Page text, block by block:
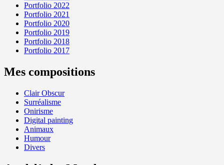
Portfolio 2022
Portfolio 2021
Portfolio 2020
Portfolio 2019
Portfolio 2018
Portfolio 2017
Mes compositions
Clair Obscur
Surréalisme
Onirisme
Digital painting
Animaux
Humour
Divers